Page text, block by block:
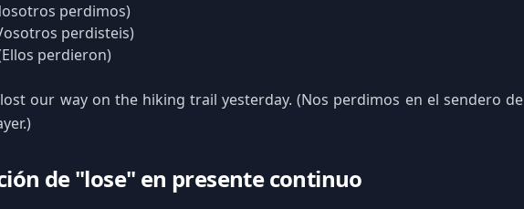
perdimos)
perdisteis)
perdieron)
our way on the hiking trail yesterday. (Nos perdimos en el sendero de
de "lose" en presente continuo